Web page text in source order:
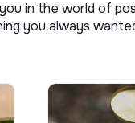
in the world of
you always